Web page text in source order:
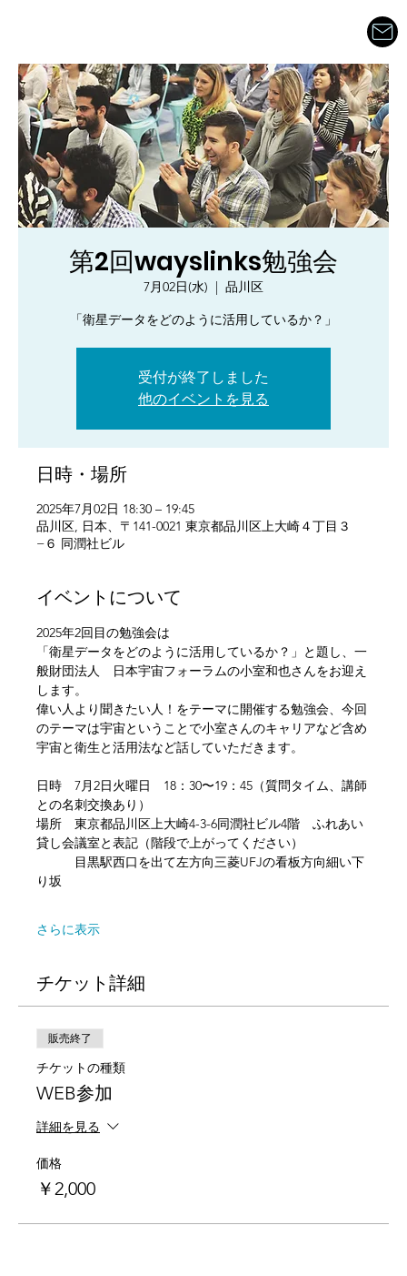
第2回wayslinks勉強会
7月02日(水)
  |
品川区
「衛星データをどのように活用しているか？」
受付が終了しました
他のイベントを見る
日時・場所
2025年7月02日 18:30 – 19:45
品川区, 日本、〒141-0021 東京都品川区上大崎４丁目３
−６ 同潤社ビル
イベントについて
2025年2回目の勉強会は
「衛星データをどのように活用しているか？」と題し、一
般財団法人　日本宇宙フォーラムの小室和也さんをお迎え
します。
偉い人より聞きたい人！をテーマに開催する勉強会​、今回
のテーマは宇宙ということで小室さんのキャリアなど含め
宇宙と衛生と活用法など話していただきます。​
日時　7月2日火曜日　18：30〜19：45（質問タイム、講師
との名刺交換あり）
場所　東京都品川区上大崎4-3-6同潤社ビル4階​　ふれあい
貸し会議室と表記（階段で上がってください）
目黒駅西口を出て左方向三菱UFJの看板方向細い下
り坂
さらに表示
チケット詳細
販売終了
チケットの種類
WEB参加
詳細を見る
価格
￥2,000